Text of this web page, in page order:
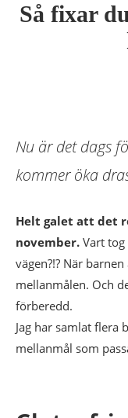
Så fixar
Nu är det dags
kommer öka
Helt galet att det
november. Vart tog
vägen?!? När
mellanmålen. Och
förberedd.
Jag har samlat flera
mellanmål som